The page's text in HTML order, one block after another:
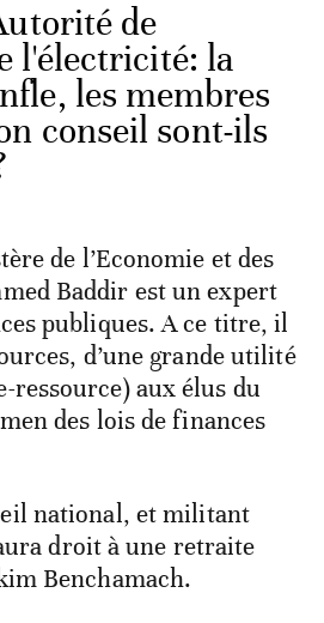
de
l'électricité: la
les membres
conseil sont-ils
de l’Economie et des
Baddir est un expert
publiques. A ce titre, il
d’une grande utilité
ressource) aux élus du
des lois de finances
national, et militant
droit à une retraite
Benchamach.